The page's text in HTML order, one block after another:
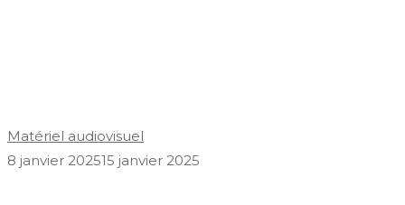
Matériel audiovisuel
8 janvier 202515 janvier 2025